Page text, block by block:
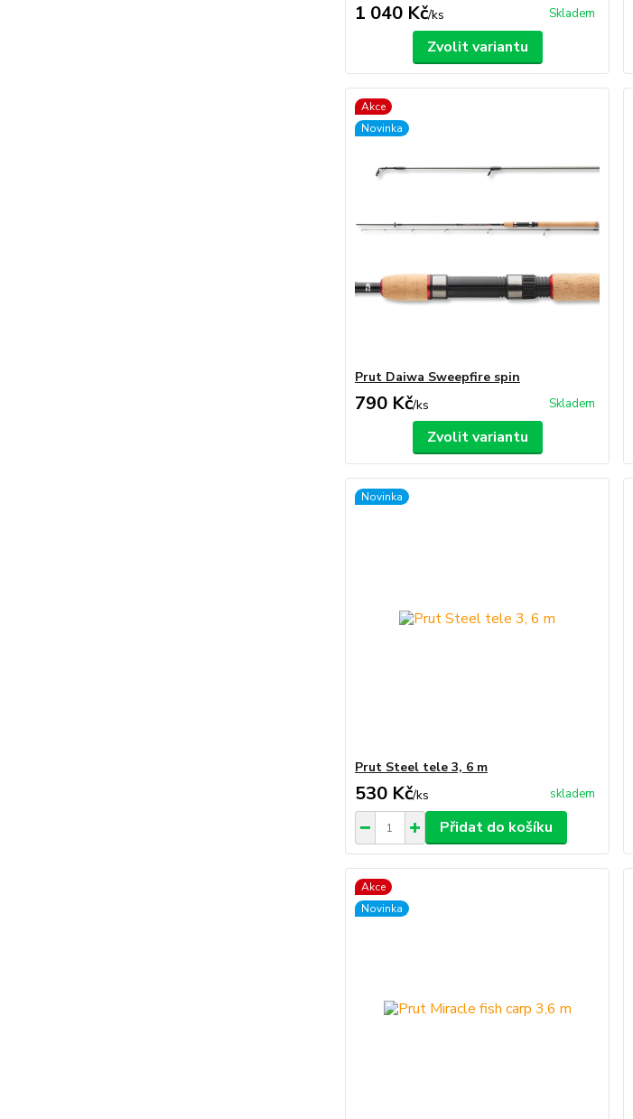
1 040 Kč/ks Skladem
Zvolit variantu
Akce
Novinka
Prut Daiwa Sweepfire spin
790 Kč/ks Skladem
Zvolit variantu
Novinka
Prut Steel tele 3, 6 m
530 Kč/ks skladem
Přidat do košíku
Akce
Novinka